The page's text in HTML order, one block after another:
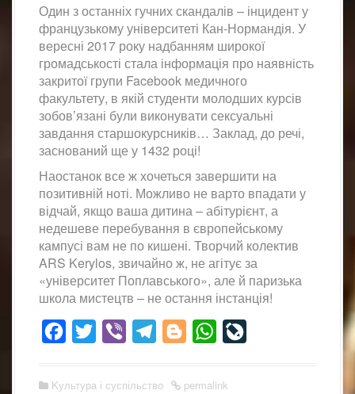
Один з останніх гучних скандалів – інцидент у
французькому університеті Кан-Нормандія. У
вересні 2017 року надбанням широкої
громадськості стала інформація про наявність
закритої групи Facebook медичного
факультету, в якій студенти молодших курсів
зобов’язані були виконувати сексуальні
завдання старшокурсників… Заклад, до речі,
заснований ще у 1432 році!
Наостанок все ж хочеться завершити на
позитивній ноті. Можливо не варто впадати у
відчай, якщо ваша дитина – абітурієнт, а
недешеве перебування в європейському
кампусі вам не по кишені. Творчий колектив
ARS Kerylos, звичайно ж, не агітує за
«університет Поплавського», але й паризька
школа мистецтв – не остання інстанція!
Facebook
Twitter Viber TelegramBloggerWhatsApp
Kультура і суспільство permalink